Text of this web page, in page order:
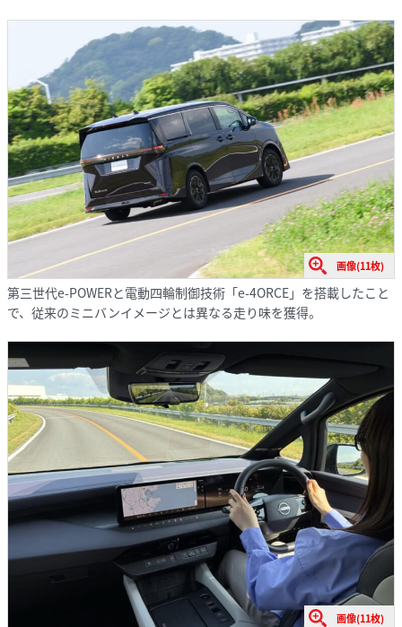
画像(11枚)
第三世代e-POWERと電動四輪制御技術「e-4ORCE」を搭載したこと
で、従来のミニバンイメージとは異なる走り味を獲得。
画像(11枚)